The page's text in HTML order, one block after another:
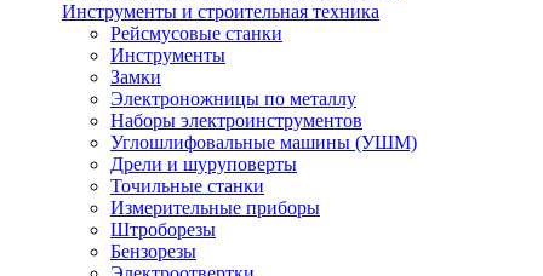
Инструменты и строительная техника
Рейсмусовые станки
Инструменты
Замки
Электроножницы по металлу
Наборы электроинструментов
Углошлифовальные машины (УШМ)
Дрели и шуруповерты
Точильные станки
Измерительные приборы
Штроборезы
Бензорезы